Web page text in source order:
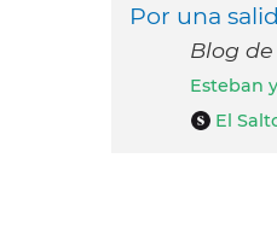
Por una
Blog
Esteban
El